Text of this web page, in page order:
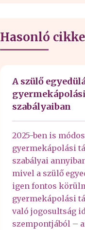
Hasonló
A szülő
szabályaiban
2025-ben is
gyermekápolási
szabályai
mivel a szülő
igen fontos
gyermekápolási
való jogosultság
szempontjából –